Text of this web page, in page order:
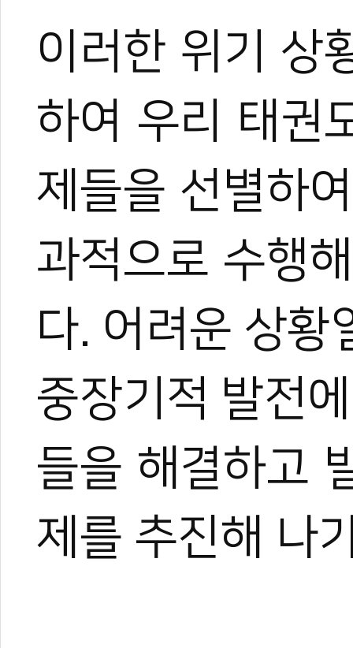
이러한 위기 상
하여 우리 태권
제들을 선별하
과적으로 수행
다. 어려운 상황
중장기적 발전
들을 해결하고
제를 추진해 나